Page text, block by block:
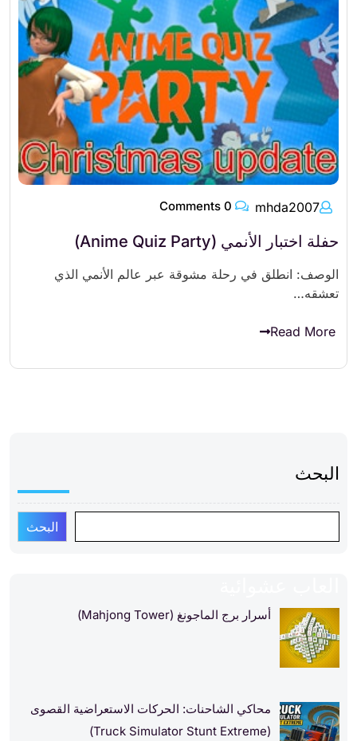
mhda2007
حفلة اختبار الأنمي (Anime Quiz Party)
الوصف: انطلق في رحلة مشوقة عبر عالم الأنمي الذي
تعشقه…
Read More
البحث
البحث
أسرار برج الماجونغ (Mahjong Tower)
محاكي الشاحنات: الحركات الاستعراضية القصوى
(Truck Simulator Stunt Extreme)